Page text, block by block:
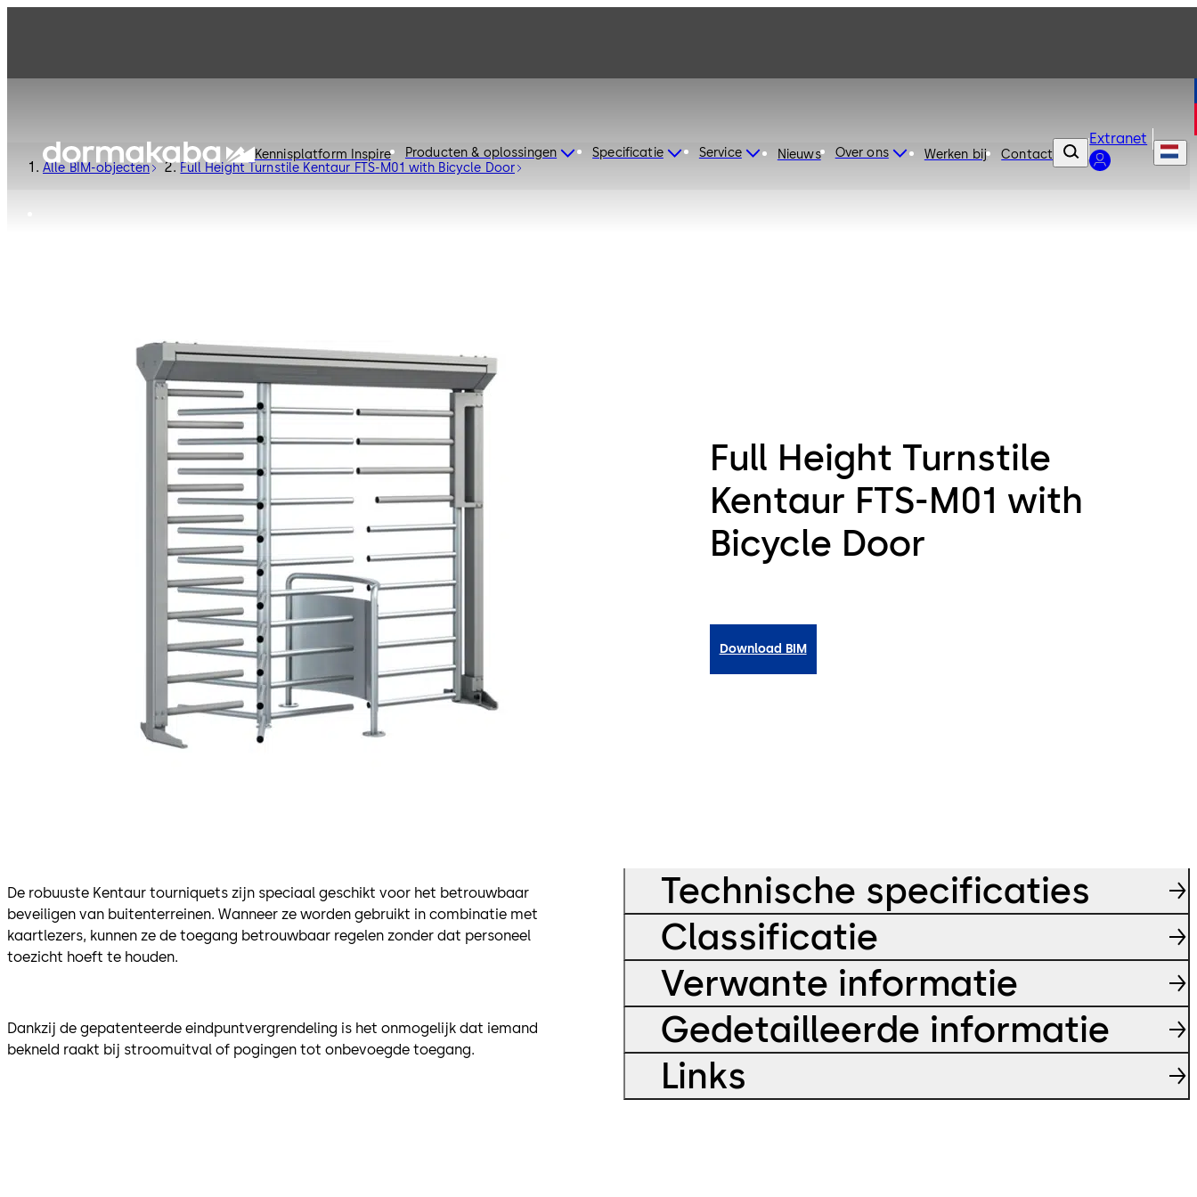
Kennisplatform Inspire Producten & oplossingen Specificatie Service Nieuws Over ons Werken bij Contact
Extranet
Alle BIM-objecten Full Height Turnstile Kentaur FTS-M01 with Bicycle Door
Full Height Turnstile
Kentaur FTS-M01 with
Bicycle Door
Download BIM
De robuuste Kentaur tourniquets zijn speciaal geschikt voor het betrouwbaar
beveiligen van buitenterreinen. Wanneer ze worden gebruikt in combinatie met
kaartlezers, kunnen ze de toegang betrouwbaar regelen zonder dat personeel
toezicht hoeft te houden.
Dankzij de gepatenteerde eindpuntvergrendeling is het onmogelijk dat iemand
bekneld raakt bij stroomuitval of pogingen tot onbevoegde toegang.
Technische specificaties
Classificatie
Verwante informatie
Gedetailleerde informatie
Links